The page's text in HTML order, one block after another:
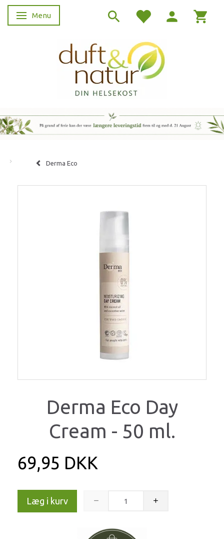
Skifte navigation
Menu
Derma Eco
Derma Eco Day
Cream - 50 ml.
69,95 DKK
Læg i kurv